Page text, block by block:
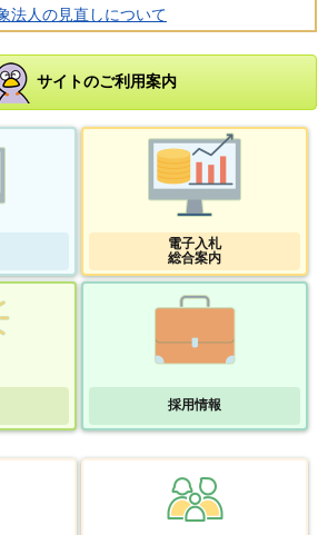
法人の見直しについて
サイトのご利用案内
電子入札
総合案内
採用情報